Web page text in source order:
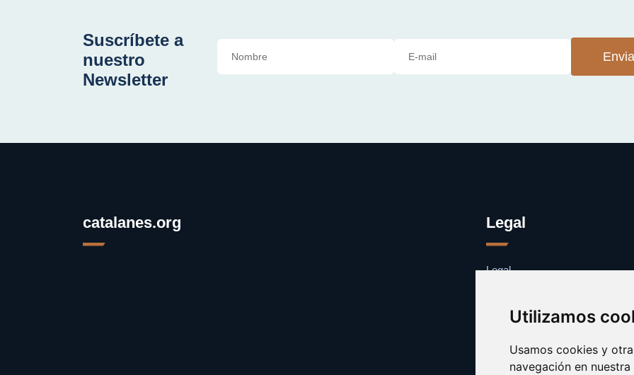
Utilizamos
Usamos cookies y
navegación en
Suscríbete a
nuestro
Newsletter
catalanes.org Legal
Legal
Contacto